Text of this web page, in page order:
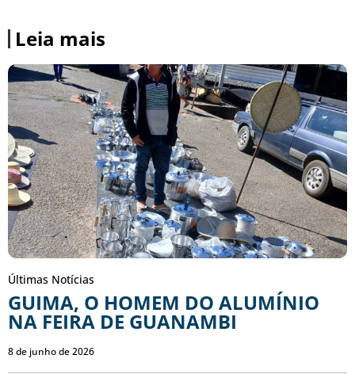
Leia mais
Últimas Notícias
GUIMA, O HOMEM DO ALUMÍNIO
NA FEIRA DE GUANAMBI
8 de junho de 2026